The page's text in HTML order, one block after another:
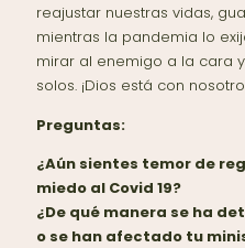
reajustar nuestras vidas,
mientras la pandemia lo
mirar al enemigo a la cara
solos. ¡Dios está con
Preguntas:
¿Aún sientes temor de
miedo al Covid 19?
¿De qué manera se ha
o se han afectado tu